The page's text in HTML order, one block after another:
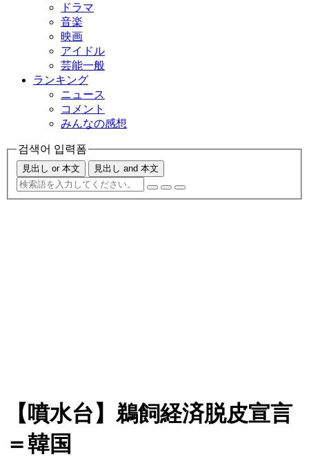
ドラマ
音楽
映画
アイドル
芸能一般
ランキング
ニュース
コメント
みんなの感想
검색어 입력폼
見出し or 本文 見出し and 本文
【噴水台】鵜飼経済脱皮宣言
＝韓国